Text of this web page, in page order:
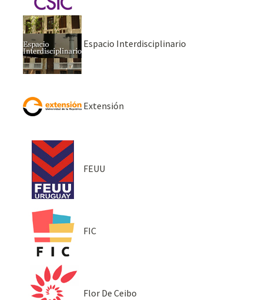
Espacio Interdisciplinario
Extensión
FEUU
FIC
Flor De Ceibo